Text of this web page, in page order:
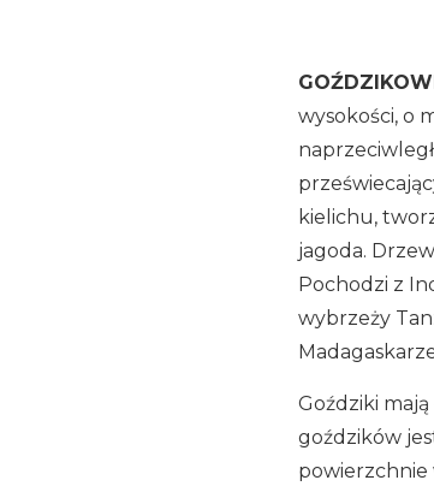
wysokości, o
kielichu,
jagoda.
Pochodzi z
wybrzeży
Goździki
goździków
powierzchnie